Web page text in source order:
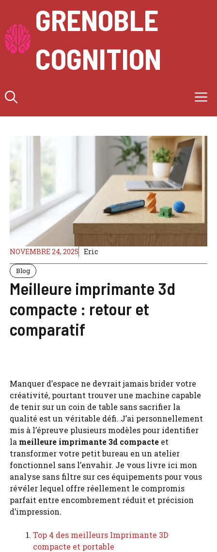
contenu
GRENOBLE
COGNITION
NOVEMBRE 24, 2025 Eric
Blog
Meilleure imprimante 3d
compacte : retour et
comparatif
Manquer d’espace ne devrait jamais brider votre
créativité, pourtant trouver une machine capable
de tenir sur un coin de table sans sacrifier la
qualité est un véritable défi. J’ai personnellement
mis à l’épreuve plusieurs modèles pour identifier
la meilleure imprimante 3d compacte et
transformer votre petit bureau en un atelier
fonctionnel sans l’envahir. Je vous livre ici mon
analyse sans filtre sur ces équipements pour vous
révéler lequel offre réellement le compromis
parfait entre encombrement réduit et précision
d’impression.
Top 4 des meilleurs Imprimante 3D
compacte et portable